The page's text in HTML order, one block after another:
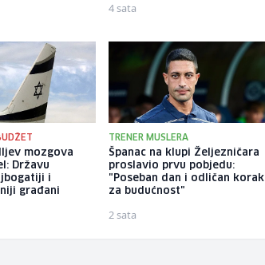
4 sata
mozgova
Državu
i
građani
TRENER MUSLERA
Španac na klupi Željezničara
proslavio prvu pobjedu:
"Poseban dan i odličan korak
za budućnost"
2 sata